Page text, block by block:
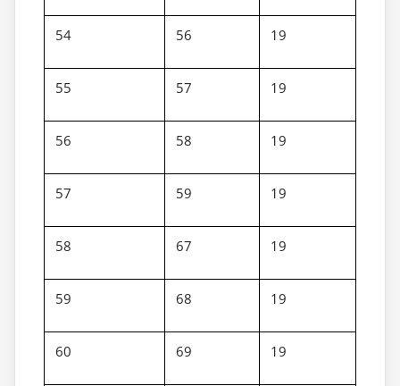
54 56 19
55 57 19
56 58 19
57 59 19
58 67 19
59 68 19
60 69 19